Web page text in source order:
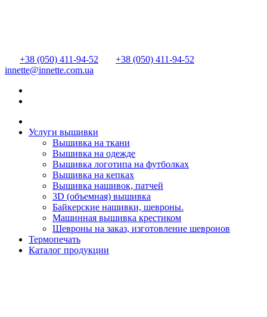
+38 (050) 411-94-52
+38 (050) 411-94-52
innette@innette.com.ua
Услуги вышивки
Вышивка на ткани
Вышивка на одежде
Вышивка логотипа на футболках
Вышивка на кепках
Вышивка нашивок, патчей
3D (объемная) вышивка
Байкерские нашивки, шевроны.
Машинная вышивка крестиком
Шевроны на заказ, изготовление шевронов
Термопечать
Каталог продукции